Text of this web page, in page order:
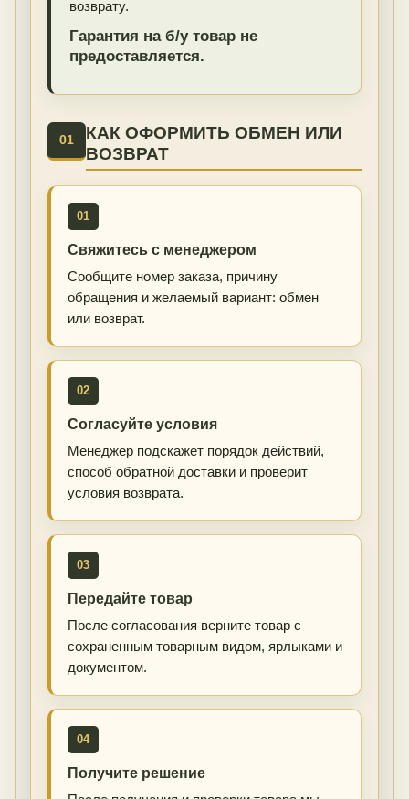
возврату.
Гарантия на б/у товар не
предоставляется.
01
КАК ОФОРМИТЬ ОБМЕН ИЛИ
ВОЗВРАТ
01
Свяжитесь с менеджером
Сообщите номер заказа, причину
обращения и желаемый вариант: обмен
или возврат.
02
Согласуйте условия
Менеджер подскажет порядок действий,
способ обратной доставки и проверит
условия возврата.
03
Передайте товар
После согласования верните товар с
сохраненным товарным видом, ярлыками и
документом.
04
Получите решение